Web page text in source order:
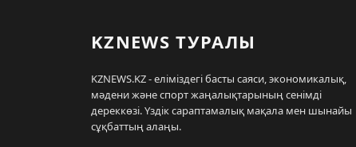
KZNEWS ТУРАЛЫ
KZNEWS.KZ - еліміздегі басты саяси, экономикалық,
мәдени және спорт жаңалықтарының сенімді
дереккөзі. Үздік сараптамалық мақала мен шынайы
сұқбаттың алаңы.